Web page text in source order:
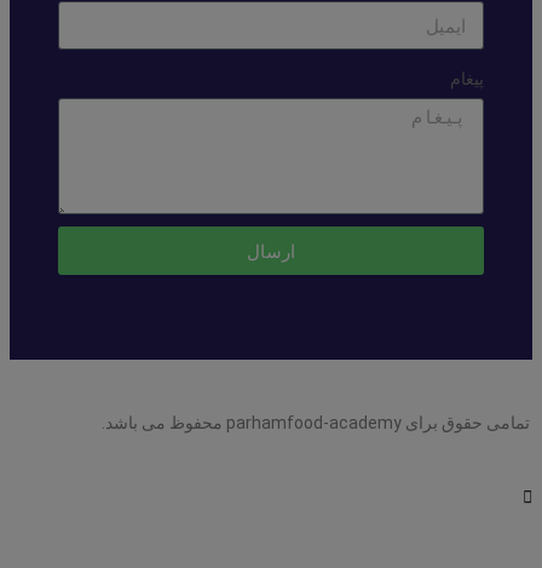
پیغام
ارسال
تمامی حقوق برای parhamfood-academy محفوظ می باشد.